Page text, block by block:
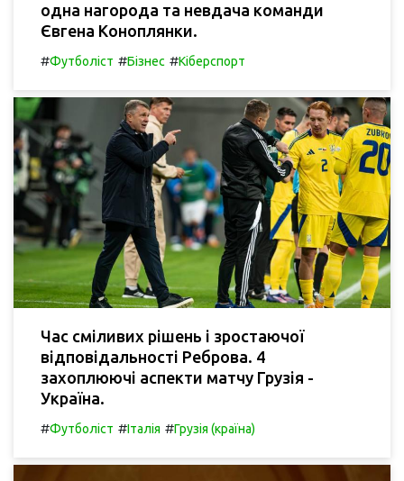
одна нагорода та невдача команди
Євгена Коноплянки.
#Футболіст #Бізнес #Кіберспорт
Час сміливих рішень і зростаючої
відповідальності Реброва. 4
захоплюючі аспекти матчу Грузія -
Україна.
#Футболіст #Італія #Грузія (країна)